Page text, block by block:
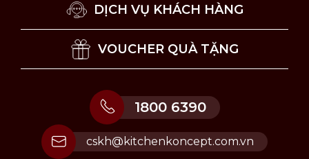
DỊCH VỤ KHÁCH HÀNG
VOUCHER QUÀ TẶNG
1800 6390
cskh@kitchenkoncept.com.vn